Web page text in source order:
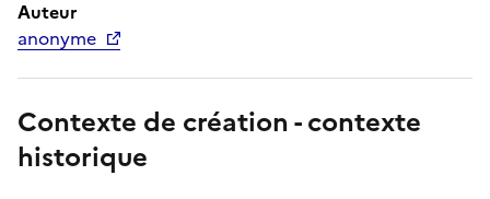
Auteur
anonyme
Contexte de création - contexte
historique